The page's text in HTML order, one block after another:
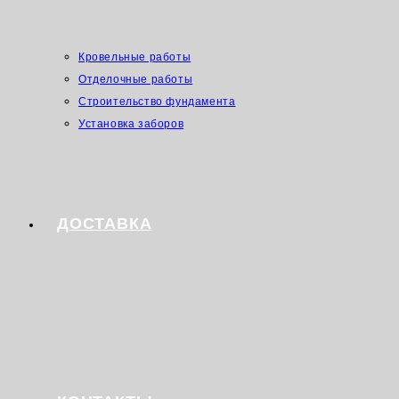
Кровельные работы
Отделочные работы
Строительство фундамента
Установка заборов
ДОСТАВКА